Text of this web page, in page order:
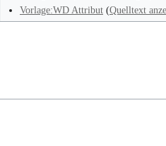
Vorlage:WD Attribut(Quelltext